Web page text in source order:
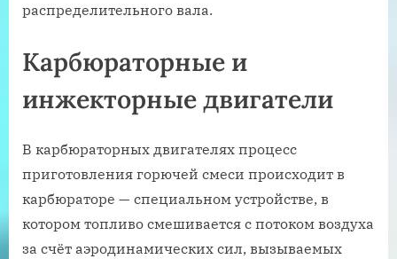
распределительного вала.
Карбюраторные и
инжекторные двигатели
В карбюраторных двигателях процесс
приготовления горючей смеси происходит в
карбюраторе — специальном устройстве, в
котором топливо смешивается с потоком воздуха
за счёт аэродинамических сил, вызываемых